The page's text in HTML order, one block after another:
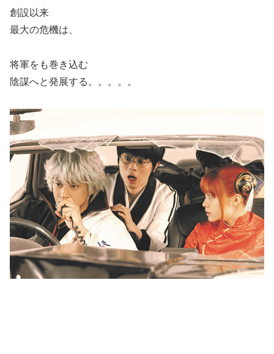
創設以来
最大の危機は、
将軍をも巻き込む
陰謀へと発展する。。。。。